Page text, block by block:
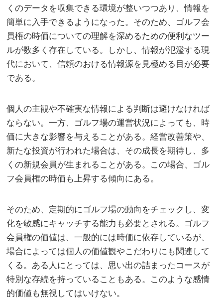
くのデータを収集できる環境が整いつつあり、情報を
簡単に入手できるようになった。そのため、ゴルフ会
員権の時価についての理解を深めるための便利なツー
ルが数多く存在している。しかし、情報が氾濫する現
代において、信頼のおける情報源を見極める目が必要
である。
個人の主観や不確実な情報による判断は避けなければ
ならない。一方、ゴルフ場の運営状況によっても、時
価に大きな影響を与えることがある。経営改善策や、
新たな投資が行われた場合は、その成長を期待し、多
くの新規会員が生まれることがある。この場合、ゴル
フ会員権の時価も上昇する傾向にある。
そのため、定期的にゴルフ場の動向をチェックし、変
化を敏感にキャッチする能力も必要とされる。ゴルフ
会員権の価値は、一般的には時価に依存しているが、
場合によっては個人の価値観やこだわりにも関連して
くる。ある人にとっては、思い出の詰まったコースが
特別な存続を持っていることもある。このような感情
的価値も無視してはいけない。